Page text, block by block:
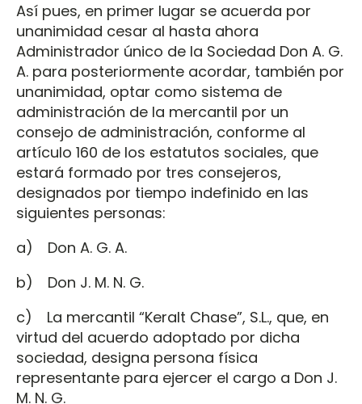
Así pues, en primer lugar se acuerda por
unanimidad cesar al hasta ahora
Administrador único de la Sociedad Don A. G.
A. para posteriormente acordar, también por
unanimidad, optar como sistema de
administración de la mercantil por un
consejo de administración, conforme al
artículo 160 de los estatutos sociales, que
estará formado por tres consejeros,
designados por tiempo indefinido en las
siguientes personas:
a) Don A. G. A.
b) Don J. M. N. G.
c) La mercantil “Keralt Chase”, S.L., que, en
virtud del acuerdo adoptado por dicha
sociedad, designa persona física
representante para ejercer el cargo a Don J.
M. N. G.